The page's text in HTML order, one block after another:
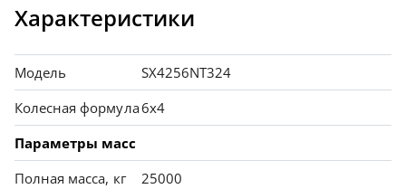
Характеристики
Модель
SX4256NT324
Колесная формула6х4
Параметры масс
Полная масса, кг
25000